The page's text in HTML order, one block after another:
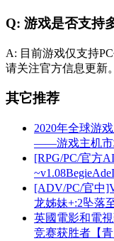
Q: 游戏是否支持
A: 目前游戏仅支持
请关注官方信息更新。
其它推荐
2020年全球游
——游戏主机市
[RPG/PC/官方
[ADV/PC/官中
龙姊妹+:2坠落
英國電影和電
竞赛获胜者【